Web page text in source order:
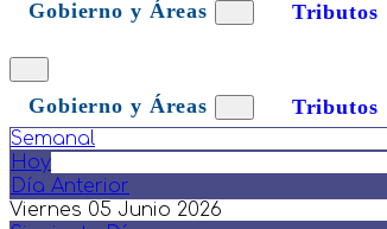
Gobierno y Áreas Tributos
Gobierno y Áreas Tributos
Semanal
Hoy
Día Anterior
Viernes 05 Junio 2026